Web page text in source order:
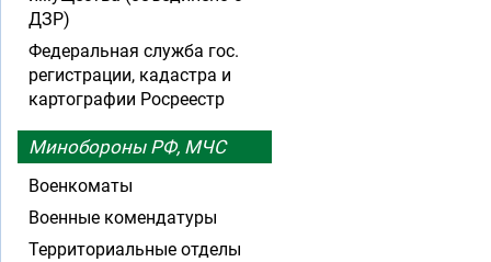
ДЗР)
Федеральная служба гос.
регистрации, кадастра и
картографии Росреестр
Минобороны РФ, МЧС
Военкоматы
Военные комендатуры
Территориальные отделы